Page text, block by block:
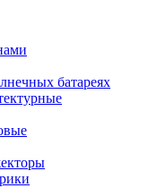
батареях